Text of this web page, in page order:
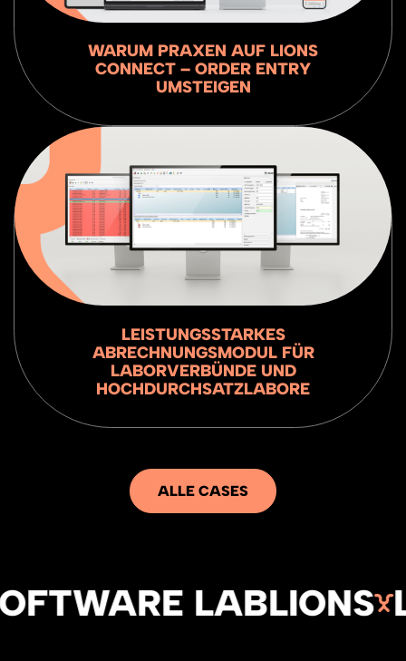
WARUM PRAXEN AUF LIONS
CONNECT – ORDER ENTRY
UMSTEIGEN
LEISTUNGSSTARKES
ABRECHNUNGSMODUL FÜR
LABORVERBÜNDE UND
HOCHDURCHSATZLABORE
ALLE CASES
LABLIONS